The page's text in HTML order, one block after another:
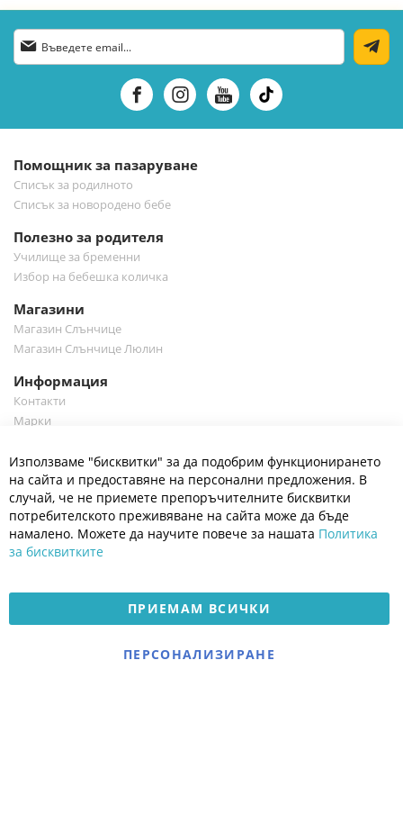
Абонирай
се
бюлетин:
Помощник за пазаруване
Списък за родилното
Списък за новородено бебе
Полезно за родителя
Училище за бременни
Избор на бебешка количка
Магазини
Магазин Слънчице
Магазин Слънчице Люлин
Информация
Контакти
Марки
Полезно
Общи условия
Политика за поверителност
Платформа за OPC
Доставка и плащане
Електронен магазин
разработен и поддържан
Използваме "бисквитки" за да подобрим функционирането
на сайта и предоставяне на персонални предложения. В
случай, че не приемете препоръчителните бисквитки
потребителското преживяване на сайта може да бъде
намалено. Можете да научите повече за нашата Политика
за бисквитките
ПРИЕМАМ ВСИЧКИ
ПЕРСОНАЛИЗИРАНЕ